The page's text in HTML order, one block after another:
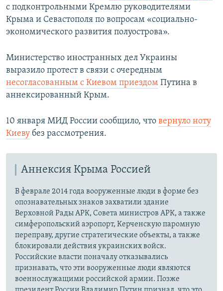
с подконтрольными Кремлю руководителями
Крыма и Севастополя по вопросам «социально-
экономического развития полуострова».
Министерство иностранных дел Украины
выразило протест в связи с очередным
несогласованным с Киевом приездом Путина в
аннексированный Крым.
10 января МИД России сообщило, что вернуло ноту
Киеву без рассмотрения.
Аннексия Крыма Россией
В феврале 2014 года вооруженные люди в форме без
опознавательных знаков захватили здание
Верховной Рады АРК, Совета министров АРК, а также
симферопольский аэропорт, Керченскую паромную
переправу, другие стратегические объекты, а также
блокировали действия украинских войск.
Российские власти поначалу отказывались
признавать, что эти вооруженные люди являются
военнослужащими российской армии. Позже